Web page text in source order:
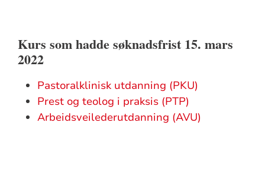
Kurs som hadde søknadsfrist 15. mars
2022
Pastoralklinisk utdanning (PKU)
Prest og teolog i praksis (PTP)
Arbeidsveilederutdanning (AVU)